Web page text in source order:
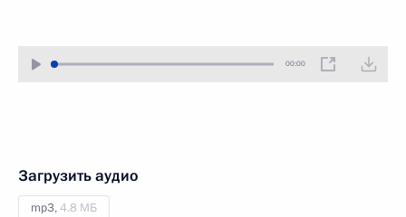
00:00
Загрузить аудио
mp3,4.8 МБ